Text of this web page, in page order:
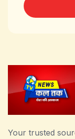
Your trusted